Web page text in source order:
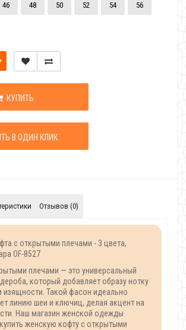
46 48 50 52 54 56
КУПИТЬ
В ОДИН КЛИК
Отзывов (0)
с открытыми плечами - 3 цвета,
OF-8527
плечами — это универсальный
который добавляет образу нотку
изящности. Такой фасон идеально
линию шеи и ключиц, делая акцент на
Наш магазин женской одежды
женскую кофту с открытыми